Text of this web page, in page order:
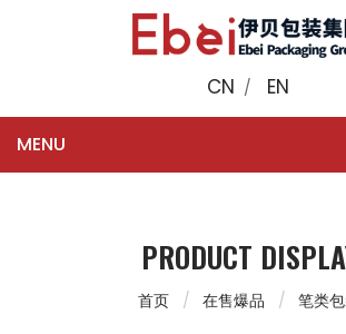
CN / EN
PRODUCT
首页 在售爆品 笔类